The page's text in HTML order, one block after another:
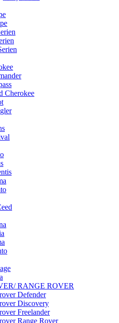
Cherokee
RANGE ROVER
Defender
Discovery
Freelander
Range Rover